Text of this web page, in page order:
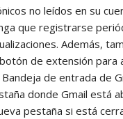
no leídos en su
que registrarse
Además,
de extensión para
de entrada de
donde Gmail está
pestaña si está